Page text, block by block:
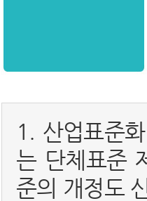
1. 산업표준
는 단체표준
준의 개정도